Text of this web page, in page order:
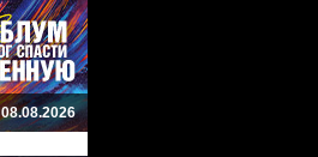
08.08.2026